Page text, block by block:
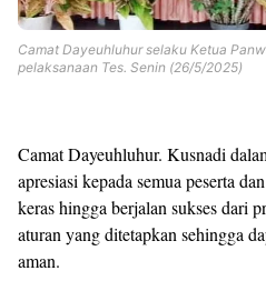
Camat Dayeuhluhur selaku Ketua
pelaksanaan Tes. Senin (26/5/2025)
Camat Dayeuhluhur. Kusnadi
apresiasi kepada semua peserta
keras hingga berjalan sukses dari
aturan yang ditetapkan sehingga
aman.